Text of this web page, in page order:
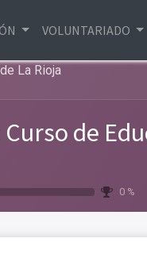
VOLUNTARIADO
La Rioja
de
0 %